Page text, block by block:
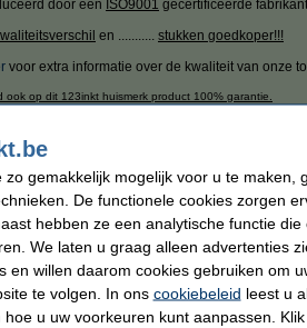
door een ISO9001 gecertificeerde
en ........... stukken goedkoper!!!
voor extra informatie over de kwaliteit van onze
ook op dit 123inkt huismerk product 100% garantie.
zwart
± 4.500 pagina's
u deze toner (het 123inkt huismerk) te
in huis
gemakkelijk mogelijk voor u te maken,
De functionele cookies zorgen
hebben ze een analytische functie die
We laten u graag alleen advertenties
en willen daarom cookies gebruiken om
te volgen. In ons cookiebeleid leest u
u uw voorkeuren kunt aanpassen.